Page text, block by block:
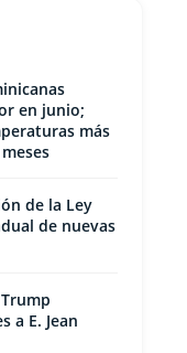
en junio;
más
de la Ley
de nuevas
a E. Jean